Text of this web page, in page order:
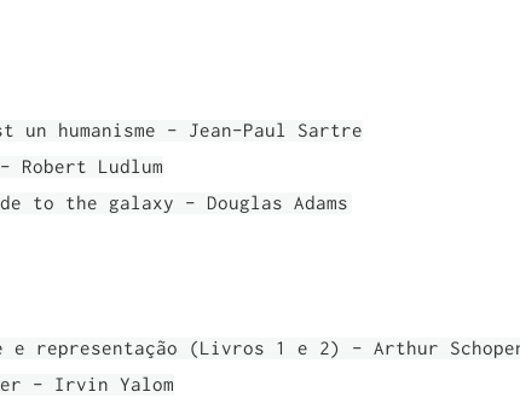
un humanisme - Jean-Paul Sartre
Robert Ludlum
to the galaxy - Douglas Adams
e representação (Livros 1 e 2) - Arthur
- Irvin Yalom